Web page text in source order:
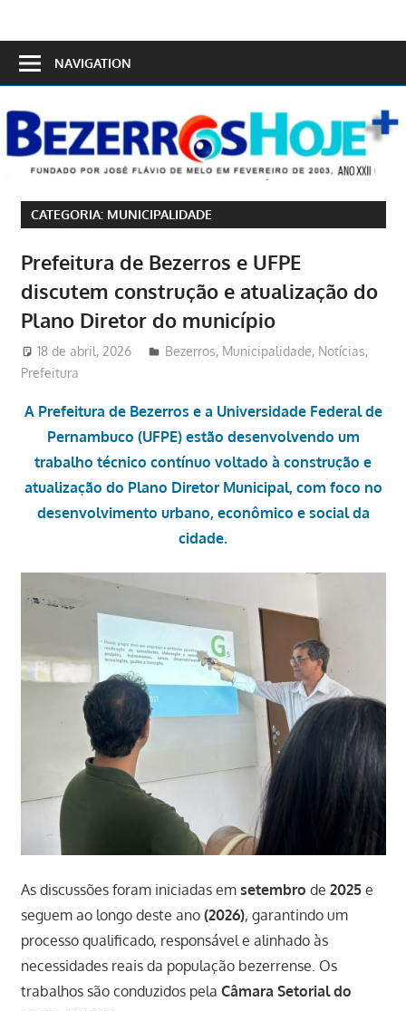
content
Bezerros
Hoje
NAVIGATION
CATEGORIA: MUNICIPALIDADE
Prefeitura de Bezerros e UFPE
discutem construção e atualização do
Plano Diretor do município
18 de abril, 2026 Redator
Bezerros, Municipalidade, Notícias,
Prefeitura
A Prefeitura de Bezerros e a Universidade Federal de
Pernambuco (UFPE) estão desenvolvendo um
trabalho técnico contínuo voltado à construção e
atualização do Plano Diretor Municipal, com foco no
desenvolvimento urbano, econômico e social da
cidade.
As discussões foram iniciadas em setembro de 2025e
seguem ao longo deste ano (2026), garantindo um
processo qualificado, responsável e alinhado às
necessidades reais da população bezerrense. Os
trabalhos são conduzidos pela Câmara Setorial do